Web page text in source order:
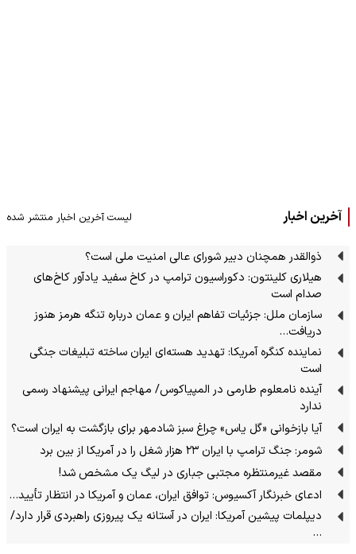
آخرین اخبار لیست آخرین اخبار منتشر شده
ذوالقدر همچنان دبیر شورای ‌عالی امنیت ملی است؟
هیلاری کلینتون: دکوراسیون ترامپ در کاخ سفید یادآور کاخ‌های
صدام است
سازمان ملل: جزئیات تفاهم ایران و عمان درباره تنگه هرمز هنوز
دریافت…
نماینده کنگره آمریکا: تهدید هسته‌ای ایران ساخته تبلیغات جنگی
است
آینده نامعلوم طارمی در المپیاکوس/ مهاجم ایرانی پیشنهاد رسمی
ندارد
آیا بازخوانی «گل یاس» چراغ سبز شادمهر برای بازگشت به ایران است؟
شومر: جنگ ترامپ با ایران ۲۳ هزار شغل را در آمریکا از بین برد
مقصد غیرمنتظره مجتبی جباری در لیگ یک مشخص شد!
ادعای خبرنگار آکسیوس: توافق ایران، عمان و آمریکا در انتظار تأیید…
دیپلمات پیشین آمریکا: ایران در آستانه یک پیروزی راهبردی قرار دارد/
…